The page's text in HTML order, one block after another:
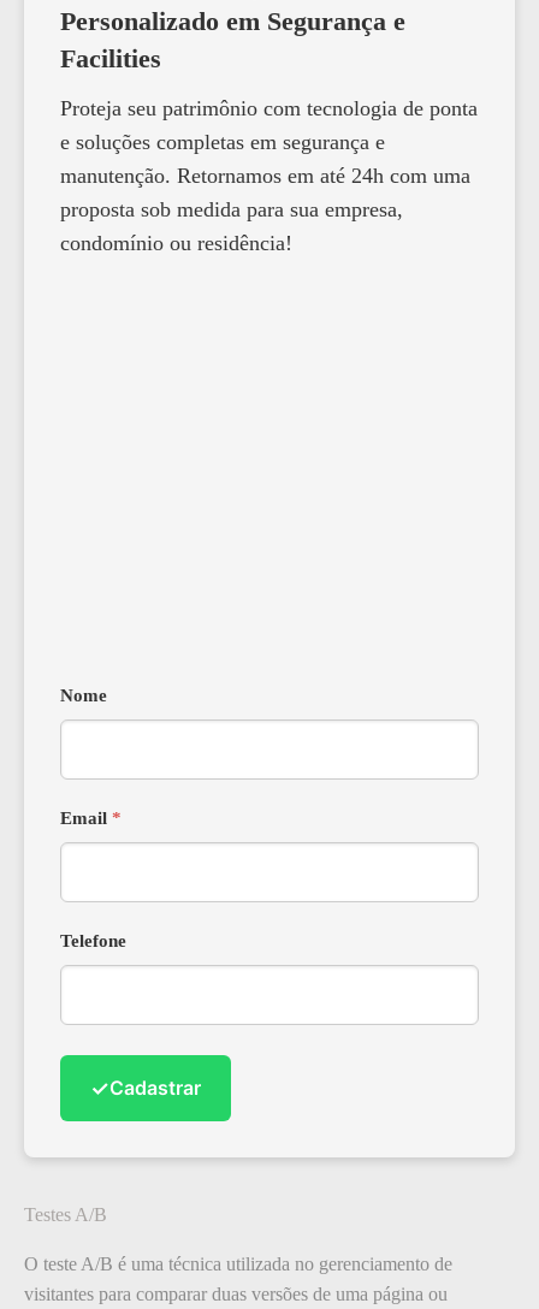
Personalizado em Segurança e
Facilities
Proteja seu patrimônio com tecnologia de ponta
e soluções completas em segurança e
manutenção. Retornamos em até 24h com uma
proposta sob medida para sua empresa,
condomínio ou residência!
Nome
Email *
Telefone
✓Cadastrar
Testes A/B
O teste A/B é uma técnica utilizada no gerenciamento de
visitantes para comparar duas versões de uma página ou